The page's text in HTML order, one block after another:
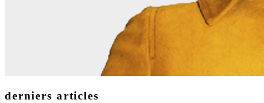
derniers articles